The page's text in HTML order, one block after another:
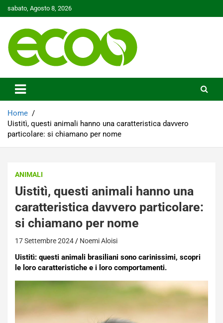
to
sabato, Agosto 8, 2026
Ecoo.it
Home
Uistitì, questi animali hanno una caratteristica davvero
particolare: si chiamano per nome
ANIMALI
Uistitì, questi animali hanno una
caratteristica davvero particolare:
si chiamano per nome
17 Settembre 2024 Noemi Aloisi
Uistitì: questi animali brasiliani sono carinissimi, scopri
le loro caratteristiche e i loro comportamenti.